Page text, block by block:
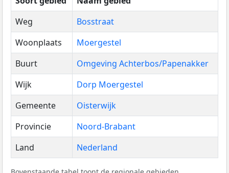
Weg
Bosstraat
Woonplaats
Moergestel
Buurt
Omgeving Achterbos/Papenakker
Wijk
Dorp Moergestel
Gemeente
Oisterwijk
Provincie
Noord-Brabant
Land
Nederland